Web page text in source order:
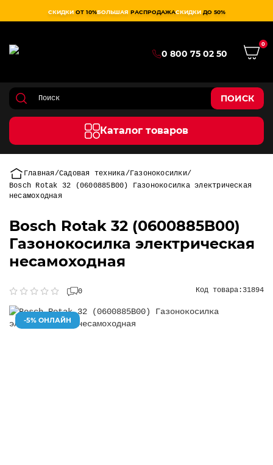
СКИДКИ ОТ 10%БОЛЬШАЯ РАСПРОДАЖАСКИДКИ ДО 50%
0 800 75 02 50
0
ПОИСК
Каталог товаров
Главная Садовая техника Газонокосилки
Bosch Rotak 32 (0600885B00) Газонокосилка электрическая
несамоходная
Bosch Rotak 32 (0600885B00)
Газонокосилка электрическая
несамоходная
0 Код товара: 31894
-5% ОНЛАЙН